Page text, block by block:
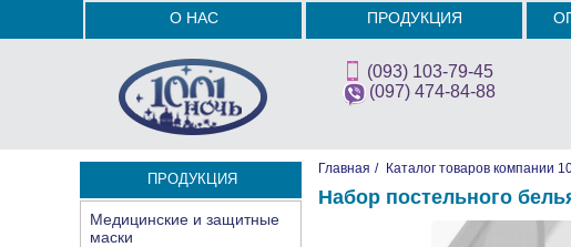
О НАС ПРОДУКЦИЯ
(093) 103-79-45
(097) 474-84-88
ПРОДУКЦИЯ
Медицинские и защитные
маски
Главная / Каталог товаров компании
Набор постельного